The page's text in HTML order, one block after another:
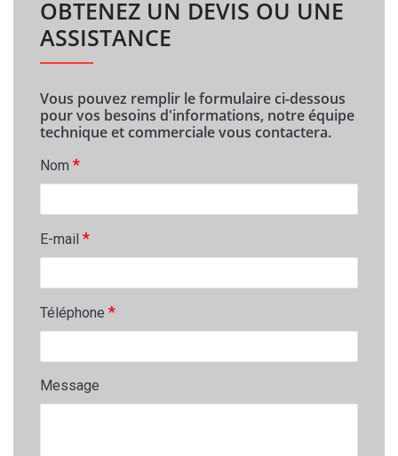
OBTENEZ UN DEVIS OU UNE
ASSISTANCE
Vous pouvez remplir le formulaire ci-dessous
pour vos besoins d'informations, notre équipe
technique et commerciale vous contactera.
Nom *
E-mail *
Téléphone *
Message